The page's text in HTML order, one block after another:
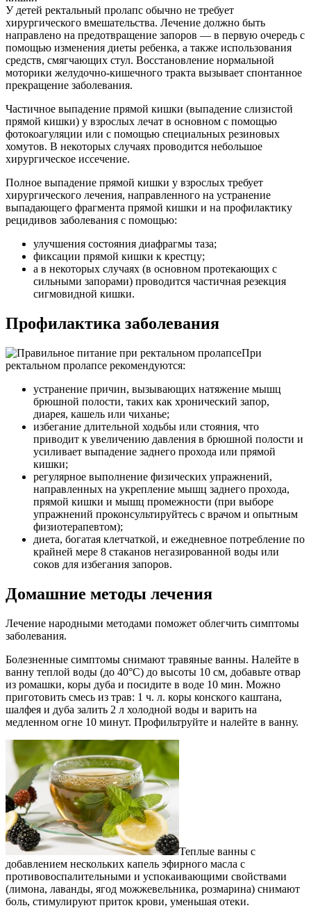
У детей ректальный пролапс обычно не требует
хирургического вмешательства. Лечение должно быть
направлено на предотвращение запоров — в первую очередь с
помощью изменения диеты ребенка, а также использования
средств, смягчающих стул. Восстановление нормальной
моторики желудочно-кишечного тракта вызывает спонтанное
прекращение заболевания.
Частичное выпадение прямой кишки (выпадение слизистой
прямой кишки) у взрослых лечат в основном с помощью
фотокоагуляции или с помощью специальных резиновых
хомутов. В некоторых случаях проводится небольшое
хирургическое иссечение.
Полное выпадение прямой кишки у взрослых требует
хирургического лечения, направленного на устранение
выпадающего фрагмента прямой кишки и на профилактику
рецидивов заболевания с помощью:
улучшения состояния диафрагмы таза;
фиксации прямой кишки к крестцу;
а в некоторых случаях (в основном протекающих с
сильными запорами) проводится частичная резекция
сигмовидной кишки.
Профилактика заболевания
При
ректальном пролапсе рекомендуются:
устранение причин, вызывающих натяжение мышц
брюшной полости, таких как хронический запор,
диарея, кашель или чиханье;
избегание длительной ходьбы или стояния, что
приводит к увеличению давления в брюшной полости и
усиливает выпадение заднего прохода или прямой
кишки;
регулярное выполнение физических упражнений,
направленных на укрепление мышц заднего прохода,
прямой кишки и мышц промежности (при выборе
упражнений проконсультируйтесь с врачом и опытным
физиотерапевтом);
диета, богатая клетчаткой, и ежедневное потребление по
крайней мере 8 стаканов негазированной воды или
соков для избегания запоров.
Домашние методы лечения
Лечение народными методами поможет облегчить симптомы
заболевания.
Болезненные симптомы снимают травяные ванны. Налейте в
ванну теплой воды (до 40°C) до высоты 10 см, добавьте отвар
из ромашки, коры дуба и посидите в воде 10 мин. Можно
приготовить смесь из трав: 1 ч. л. коры конского каштана,
шалфея и дуба залить 2 л холодной воды и варить на
медленном огне 10 минут. Профильтруйте и налейте в ванну.
Теплые ванны с
добавлением нескольких капель эфирного масла с
противовоспалительными и успокаивающими свойствами
(лимона, лаванды, ягод можжевельника, розмарина) снимают
боль, стимулируют приток крови, уменьшая отеки.